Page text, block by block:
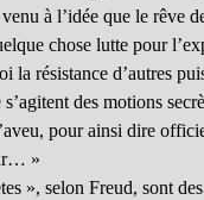
à l’idée que le rêve
chose lutte pour
la résistance d’autres
des motions
pour ainsi dire
»
», selon Freud, sont